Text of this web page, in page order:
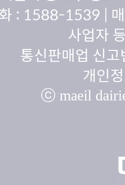
: 1588-1539 |
사업자
통신판매업 신
개인
ⓒ maeil